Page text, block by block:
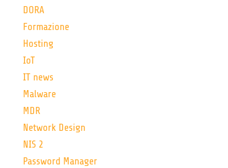
DORA
Formazione
Hosting
IoT
IT news
Malware
MDR
Network Design
NIS 2
Password Manager